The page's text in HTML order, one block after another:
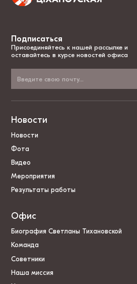
Подписаться
Присоединяйтесь к нашей рассылке и
оставайтесь в курсе новостей офиса
Новости
Новости
Фота
Видео
Мероприятия
Результаты работы
Офис
Биография Светланы Тихановской
Команда
Советники
Наша миссия